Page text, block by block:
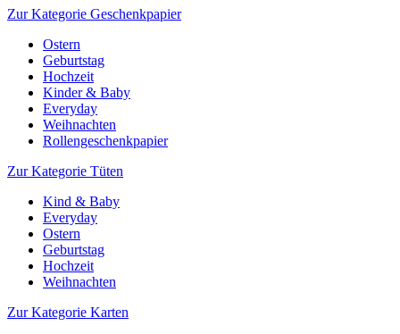
Zur Kategorie Geschenkpapier
Ostern
Geburtstag
Hochzeit
Kinder & Baby
Everyday
Weihnachten
Rollengeschenkpapier
Zur Kategorie Tüten
Kind & Baby
Everyday
Ostern
Geburtstag
Hochzeit
Weihnachten
Zur Kategorie Karten